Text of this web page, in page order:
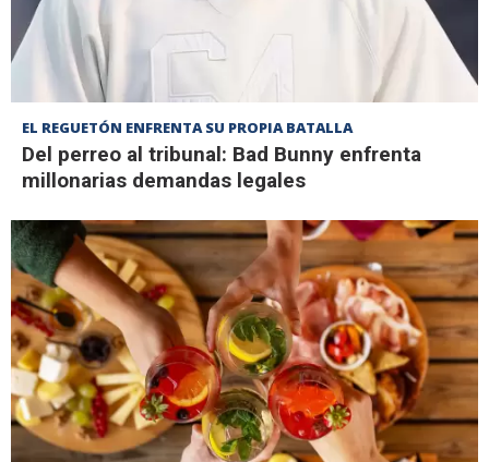
EL REGUETÓN ENFRENTA SU PROPIA BATALLA
Del perreo al tribunal: Bad Bunny enfrenta
millonarias demandas legales